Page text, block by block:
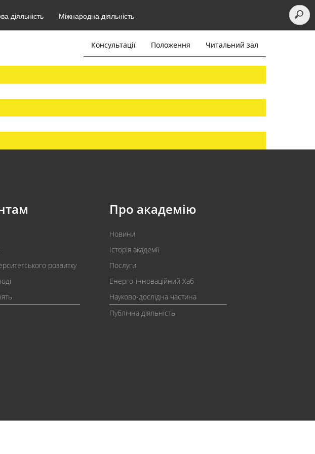
діяльність Міжнародна діяльність
Консультації Положення Читальний зал
розвитку
Про академію
Новини
Історія академії
Послуги
Енерго-інноваційний Хаб
Науково-дослідна частина
Публічна діяльність